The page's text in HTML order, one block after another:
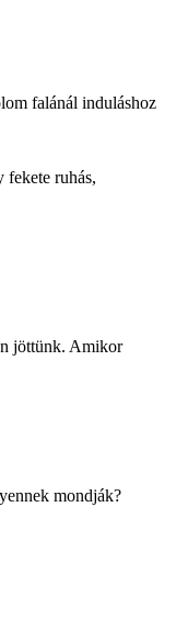
falánál induláshoz
fekete ruhás,
jöttünk. Amikor
mondják?